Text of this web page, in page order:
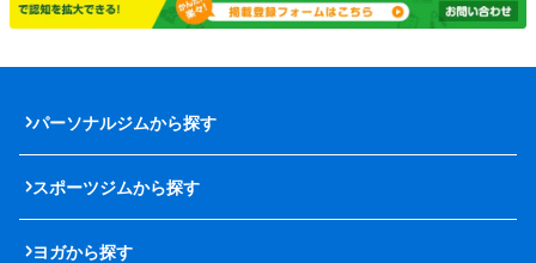
パーソナルジムから探す
スポーツジムから探す
ヨガから探す